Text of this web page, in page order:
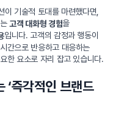
기술적 토대를 마련했다면,
고객 대화형 경험을
입니다. 고객의 감정과 행동이
간으로 반응하고 대응하는
한 요소로 자리 잡고 있습니다.
‘즉각적인 브랜드